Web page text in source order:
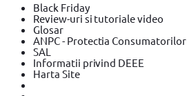
Black Friday
Review-uri si tutoriale video
Glosar
ANPC - Protectia Consumatorilor
SAL
Informatii privind DEEE
Harta Site